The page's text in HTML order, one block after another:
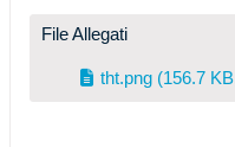
File Allegati
tht.png (156.7